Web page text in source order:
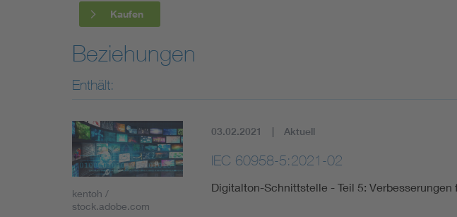
Living
Mobility
Kaufen
Beziehungen
Enthält:
kentoh /
stock.adobe.com
03.02.2021 Aktuell
IEC 60958-5:2021-02
Digitalton-Schnittstelle - Teil 5: